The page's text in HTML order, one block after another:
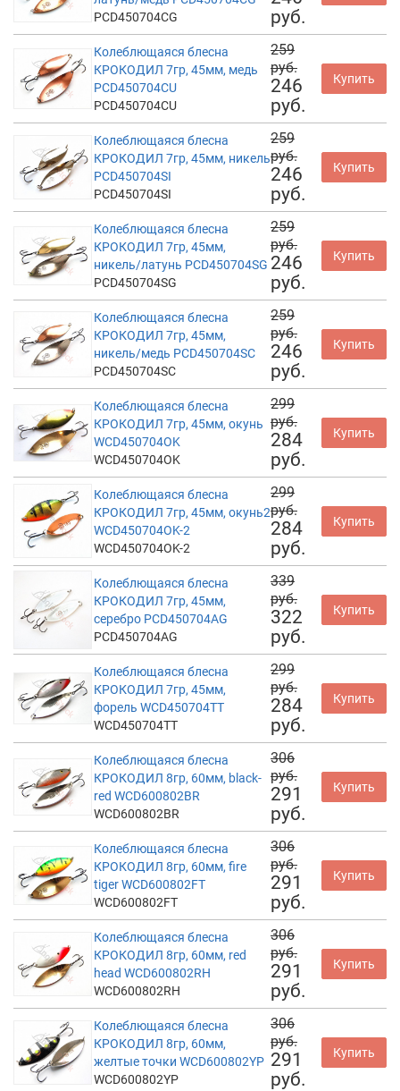
PCD450704CG
руб.
Колеблющаяся блесна
КРОКОДИЛ 7гр, 45мм, медь
PCD450704CU
PCD450704CU
259
руб.
246
руб.
Купить
Колеблющаяся блесна
КРОКОДИЛ 7гр, 45мм, никель
PCD450704SI
PCD450704SI
259
руб.
246
руб.
Купить
Колеблющаяся блесна
КРОКОДИЛ 7гр, 45мм,
никель/латунь PCD450704SG
PCD450704SG
259
руб.
246
руб.
Купить
Колеблющаяся блесна
КРОКОДИЛ 7гр, 45мм,
никель/медь PCD450704SC
PCD450704SC
259
руб.
246
руб.
Купить
Колеблющаяся блесна
КРОКОДИЛ 7гр, 45мм, окунь
WCD450704OK
WCD450704OK
299
руб.
284
руб.
Купить
Колеблющаяся блесна
КРОКОДИЛ 7гр, 45мм, окунь2
WCD450704OK-2
WCD450704OK-2
299
руб.
284
руб.
Купить
Колеблющаяся блесна
КРОКОДИЛ 7гр, 45мм,
серебро PCD450704AG
PCD450704AG
339
руб.
322
руб.
Купить
Колеблющаяся блесна
КРОКОДИЛ 7гр, 45мм,
форель WCD450704TT
WCD450704TT
299
руб.
284
руб.
Купить
Колеблющаяся блесна
КРОКОДИЛ 8гр, 60мм, black-
red WCD600802BR
WCD600802BR
306
руб.
291
руб.
Купить
Колеблющаяся блесна
КРОКОДИЛ 8гр, 60мм, fire
tiger WCD600802FT
WCD600802FT
306
руб.
291
руб.
Купить
Колеблющаяся блесна
КРОКОДИЛ 8гр, 60мм, red
head WCD600802RH
WCD600802RH
306
руб.
291
руб.
Купить
Колеблющаяся блесна
КРОКОДИЛ 8гр, 60мм,
желтые точки WCD600802YP
WCD600802YP
306
руб.
291
руб.
Купить